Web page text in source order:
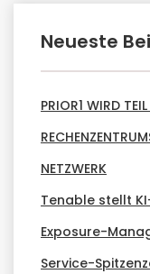
Neueste
PRIOR1 WIRD
NETZWERK
Tenable stellt
Exposure-
Service-